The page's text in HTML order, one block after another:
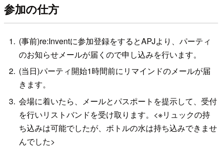
参加の仕方
(事前)re:Inventに参加登録をするとAPJより、パーティ
のお知らせメールが届くので申し込みを行います。
(当日)パーティ開始1時間前にリマインドのメールが届
きます。
会場に着いたら、メールとパスポートを提示して、受付
を行いリストバンドを受け取ります。<※リュックの持
ち込みは可能でしたが、ボトルの水は持ち込みできませ
んでした>